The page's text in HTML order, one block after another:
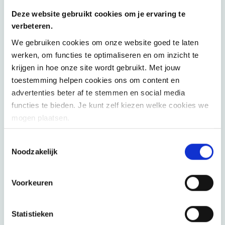
Deze website gebruikt cookies om je ervaring te
verbeteren.
We gebruiken cookies om onze website goed te laten
werken, om functies te optimaliseren en om inzicht te
krijgen in hoe onze site wordt gebruikt. Met jouw
toestemming helpen cookies ons om content en
advertenties beter af te stemmen en social media
functies te bieden. Je kunt zelf kiezen welke cookies we
mogen plaatsen.
Noodzakelijk
Voorkeuren
Statistieken
verandering, niet op eenmalige gebeurtenissen. Zo
We bieden de juiste tools voor follow-up. Het
opleiden en coachen van medewerkers maakt hier
Bij Möbius hebben we in 2018
ingevoerd en
onze flexibele structuur kunnen we aan elk project de
juiste expert toewijzen, gedreven door hun eigen